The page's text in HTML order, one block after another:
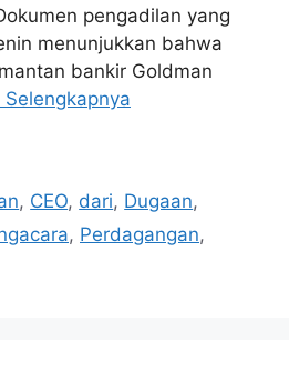
pengadilan yang
menunjukkan bahwa
bankir Goldman
Selengkapnya
, CEO, dari, Dugaan,
, Perdagangan,